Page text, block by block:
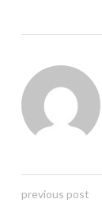
previous post